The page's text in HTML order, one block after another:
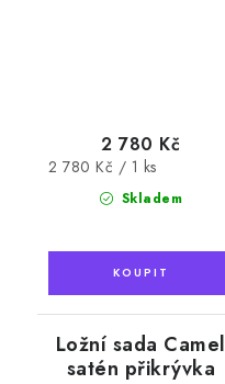
Skladem
2 780 Kč
Měrná
2 780 Kč / 1 ks
Ložní sada Camel
satén přikrývka